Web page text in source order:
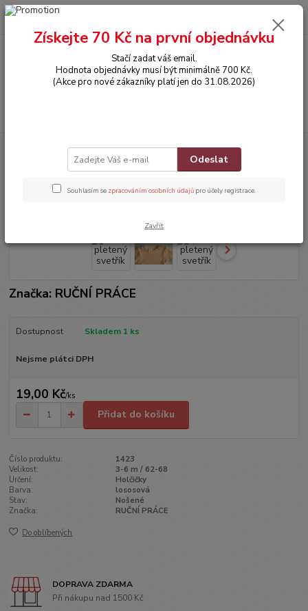
0,00 Kč
OBLEČENÍ Ručně pletený svetřík
Ručně pletený svetřík
Značka: RUČNÍ PRÁCE
Dostupnost Skladem 1 ks
Nejsme plátci DPH
19,00 Kč/ks
Přidat do košíku
Číslo produktu:
1423
Velikost:
3-6 m / 62-68
Určení:
Holčičky
Barva:
lososová
Stav:
Nošené
Značka:
RUČNÍ PRÁCE
Do oblíbených
DOPRAVA ZDARMA
Při nákupu nad 1500 Kč
Získejte 70 Kč na první objednávku
Stačí zadat váš email.
Hodnota objednávky musí být minimálně 700 Kč.
(Akce pro nové zákazníky platí jen do 31.08.2026)
Odeslat
Souhlasím se zpracováním osobních údajů pro účely registrace.
Zavřít